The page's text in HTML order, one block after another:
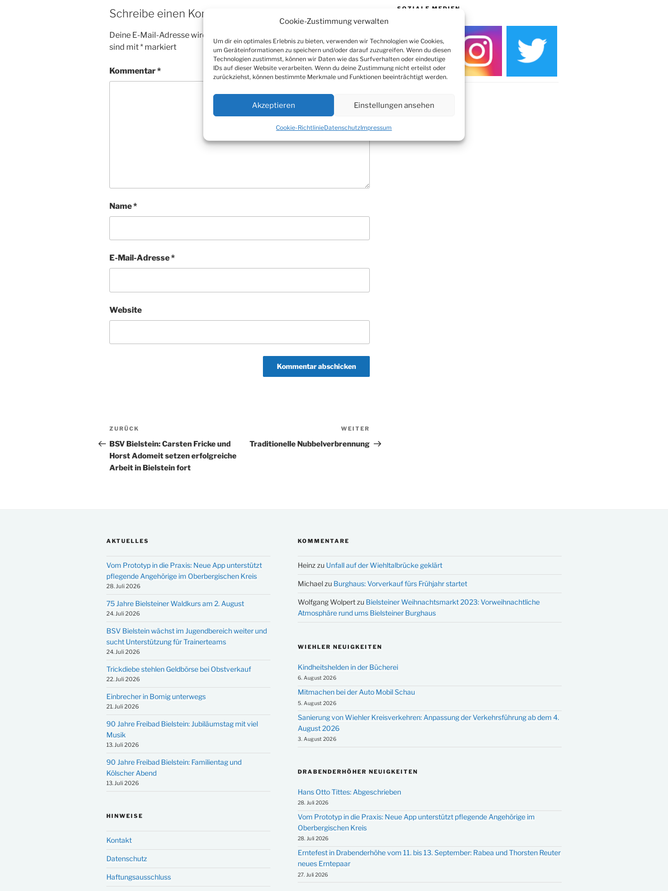
Cookie-Zustimmung verwalten
Um dir ein optimales Erlebnis zu bieten, verwenden wir Technologien wie Cookies,
um Geräteinformationen zu speichern und/oder darauf zuzugreifen. Wenn du diesen
Technologien zustimmst, können wir Daten wie das Surfverhalten oder eindeutige
IDs auf dieser Website verarbeiten. Wenn du deine Zustimmung nicht erteilst oder
zurückziehst, können bestimmte Merkmale und Funktionen beeinträchtigt werden.
Akzeptieren Einstellungen ansehen
Cookie-RichtlinieDatenschutzImpressum
Schreibe einen Kommentar
Deine E-Mail-Adresse wird nicht veröffentlicht.
sind mit* markiert
Kommentar*
Name*
E-Mail-Adresse*
Website
Beitragsnavigation
Vorheriger
Beitrag
ZURÜCK
BSV Bielstein: Carsten Fricke und
Horst Adomeit setzen erfolgreiche
Arbeit in Bielstein fort
Beitrag
WEITER
Traditionelle Nubbelverbrennung
SOZIALE MEDIEN
AKTUELLES
Vom Prototyp in die Praxis: Neue App unterstützt
pflegende Angehörige im Oberbergischen Kreis
28. Juli 2026
75 Jahre Bielsteiner Waldkurs am 2. August
24. Juli 2026
BSV Bielstein wächst im Jugendbereich weiter und
sucht Unterstützung für Trainerteams
24. Juli 2026
Trickdiebe stehlen Geldbörse bei Obstverkauf
22. Juli 2026
Einbrecher in Bomig unterwegs
21. Juli 2026
90 Jahre Freibad Bielstein: Jubiläumstag mit viel
Musik
13. Juli 2026
90 Jahre Freibad Bielstein: Familientag und
Kölscher Abend
13. Juli 2026
HINWEISE
Kontakt
Datenschutz
Haftungsausschluss
KOMMENTARE
Heinz zu Unfall auf der Wiehltalbrücke geklärt
Michaelzu Burghaus: Vorverkauf fürs Frühjahr startet
Wolfgang Wolpertzu Bielsteiner Weihnachtsmarkt 2023: Vorweihnachtliche
Atmosphäre rund ums Bielsteiner Burghaus
WIEHLER NEUIGKEITEN
Kindheitshelden in der Bücherei
6. August 2026
Mitmachen bei der Auto Mobil Schau
5. August 2026
Sanierung von Wiehler Kreisverkehren: Anpassung der Verkehrsführung ab dem 4.
August 2026
3. August 2026
DRABENDERHÖHER NEUIGKEITEN
Hans Otto Tittes: Abgeschrieben
28. Juli 2026
Vom Prototyp in die Praxis: Neue App unterstützt pflegende Angehörige im
Oberbergischen Kreis
28. Juli 2026
Erntefest in Drabenderhöhe vom 11. bis 13. September: Rabea und Thorsten Reuter
neues Erntepaar
27. Juli 2026